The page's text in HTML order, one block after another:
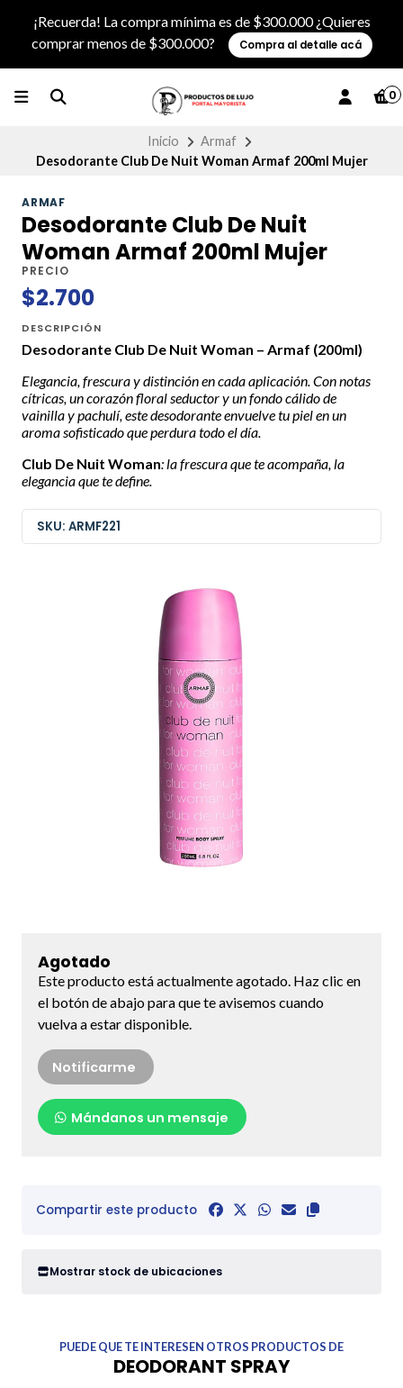
¡Recuerda! La compra mínima es de $300.000 ¿Quieres
comprar menos de $300.000?
Compra al detalle acá
0
Inicio
Armaf
Desodorante Club De Nuit Woman Armaf 200ml Mujer
ARMAF
Desodorante Club De Nuit
Woman Armaf 200ml Mujer
PRECIO
$2.700
DESCRIPCIÓN
Desodorante Club De Nuit Woman – Armaf (200ml)
Elegancia, frescura y distinción en cada aplicación. Con notas
cítricas, un corazón floral seductor y un fondo cálido de
vainilla y pachulí, este desodorante envuelve tu piel en un
aroma sofisticado que perdura todo el día.
Club De Nuit Woman: la frescura que te acompaña, la
elegancia que te define.
SKU: ARMF221
Agotado
Este producto está actualmente agotado. Haz clic en
el botón de abajo para que te avisemos cuando
vuelva a estar disponible.
Notificarme
Mándanos un mensaje
Compartir este producto
Mostrar stock de ubicaciones
PUEDE QUE TE INTERESEN OTROS PRODUCTOS DE
DEODORANT SPRAY